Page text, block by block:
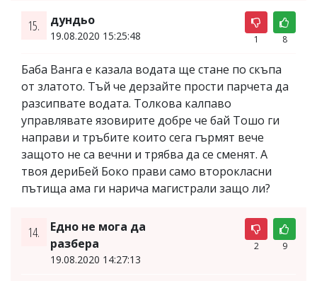
15. дундьо
19.08.2020 15:25:48 1 8
Баба Ванга е казала водата ще стане по скъпа
от златото. Тъй че дерзайте прости парчета да
разсипвате водата. Толкова калпаво
управлявате язовирите добре че бай Тошо ги
направи и тръбите които сега гърмят вече
защото не са вечни и трябва да се сменят. А
твоя дериБей Боко прави само второкласни
пътища ама ги нарича магистрали защо ли?
14.
Едно не мога да
разбера
19.08.2020 14:27:13
2 9